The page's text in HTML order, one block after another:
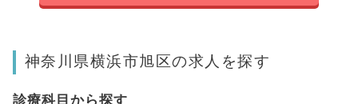
神奈川県横浜市旭区の求人を探す
診療科目から探す